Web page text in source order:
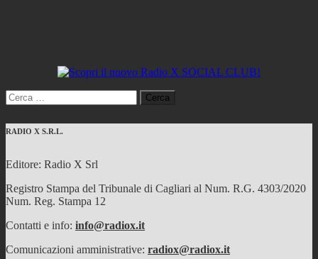
Ricerca
per:
RADIO X S.R.L.
Editore: Radio X Srl
Registro Stampa del Tribunale di Cagliari al Num. R.G. 4303/2020
Num. Reg. Stampa 12
Contatti e info: info@radiox.it
Comunicazioni amministrative: radiox@radiox.it